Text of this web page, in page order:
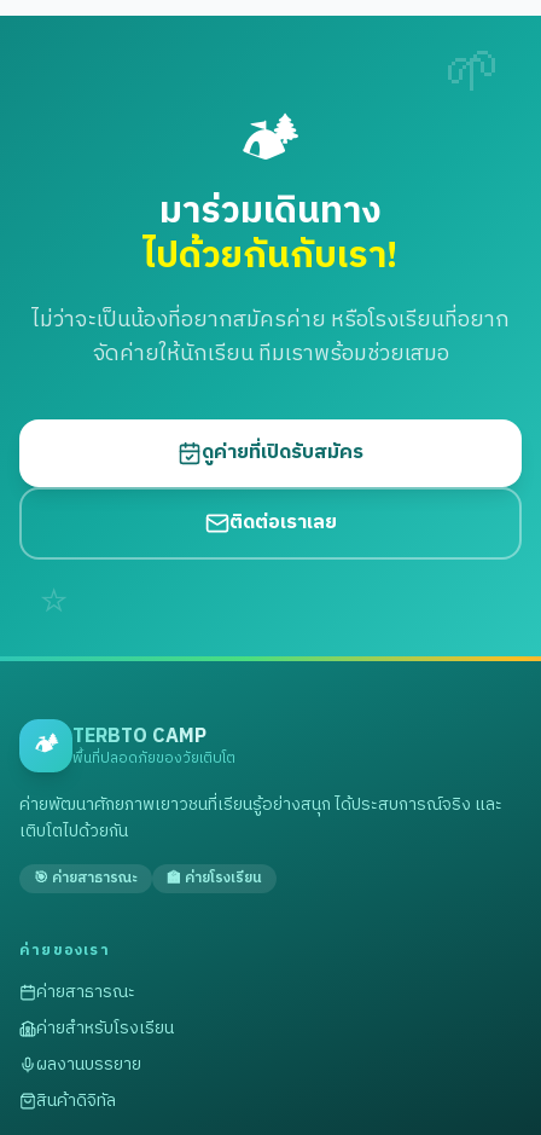
🌱
⭐
🏕️
มาร่วมเดินทาง
ไปด้วยกันกับเรา!
ไม่ว่าจะเป็นน้องที่อยากสมัครค่าย หรือโรงเรียนที่อยาก
จัดค่ายให้นักเรียน ทีมเราพร้อมช่วยเสมอ
ดูค่ายที่เปิดรับสมัคร
ติดต่อเราเลย
🏕️ TERBTO CAMP
พื้นที่ปลอดภัยของวัยเติบโต
ค่ายพัฒนาศักยภาพเยาวชนที่เรียนรู้อย่างสนุก ได้ประสบการณ์จริง และ
เติบโตไปด้วยกัน
🎯 ค่ายสาธารณะ 🏫 ค่ายโรงเรียน
ค่ายของเรา
ค่ายสาธารณะ
ค่ายสำหรับโรงเรียน
ผลงานบรรยาย
สินค้าดิจิทัล